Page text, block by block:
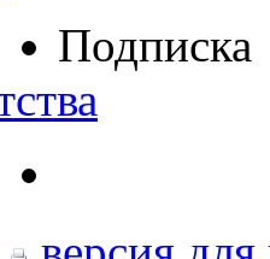
Подписка